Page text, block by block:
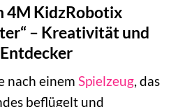
4M KidzRobotix
– Kreativität und
nach einem Spielzeug, das
beflügelt und